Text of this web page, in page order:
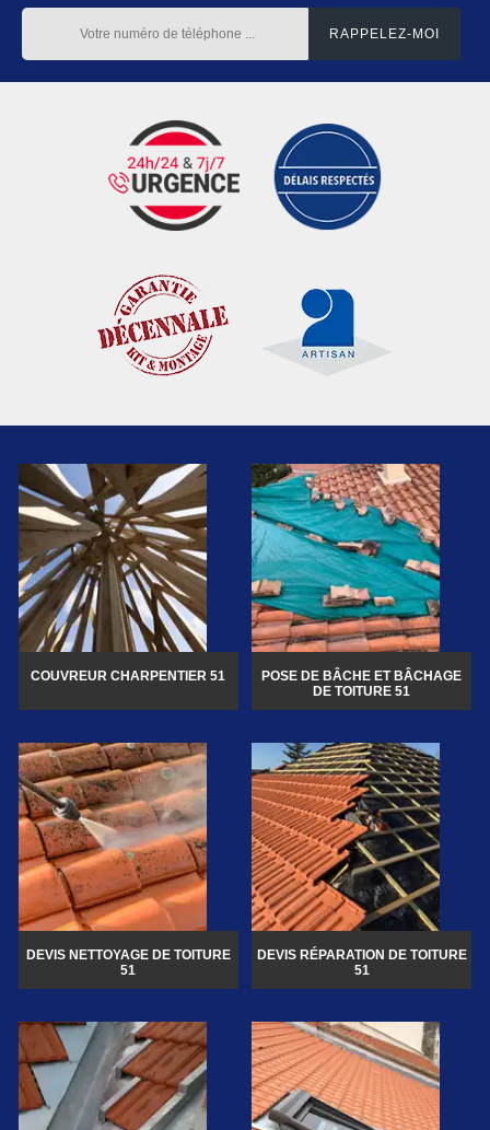
COUVREUR CHARPENTIER 51
POSE DE BÂCHE ET BÂCHAGE
DE TOITURE 51
DEVIS NETTOYAGE DE TOITURE
51
DEVIS RÉPARATION DE TOITURE
51